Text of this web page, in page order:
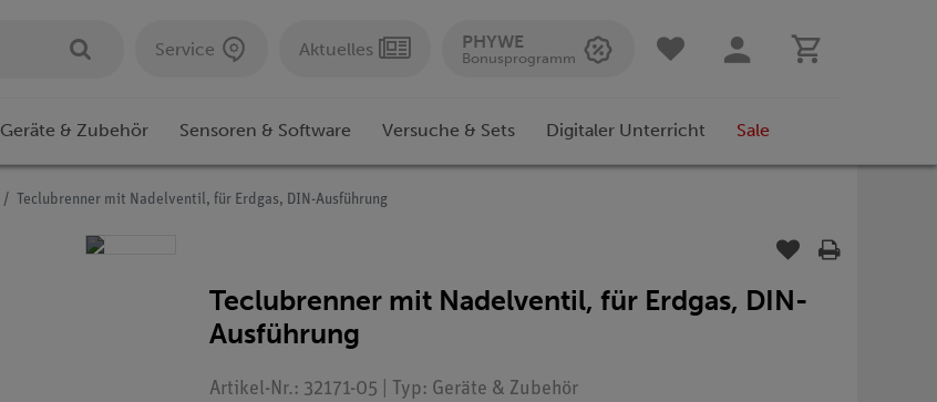
Service Aktuelles PHYWE
Bonusprogramm
Geräte & Zubehör Sensoren & Software Versuche & Sets Digitaler Unterricht Sale
Teclubrenner mit Nadelventil, für Erdgas, DIN-Ausführung
Teclubrenner mit Nadelventil, für Erdgas, DIN-
Ausführung
Artikel-Nr.: 32171-05 | Typ: Geräte & Zubehör